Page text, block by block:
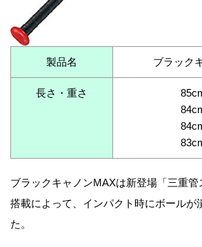
製品名 ブラック
長さ・重さ
ブラックキャノンMAXは新登場「三重
搭載によって、インパクト時にボールが
た。